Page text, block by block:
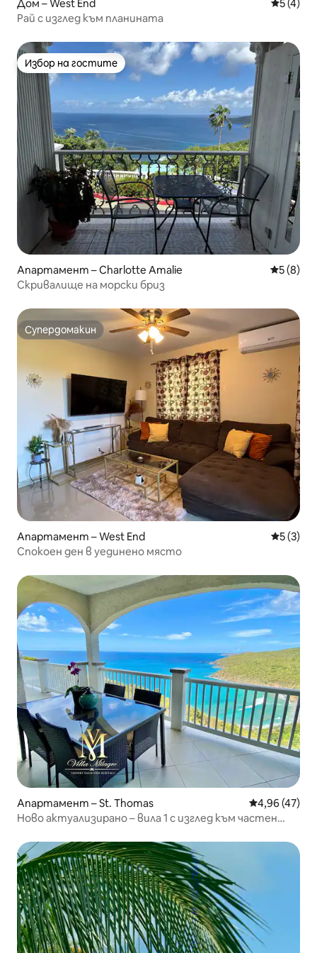
Дом – West End Средна
5 (4)
Рай с изглед към планината
Избор на гостите
Избор на гостите
Апартамент – Charlotte Amalie Средна
5 (8)
Скривалище на морски бриз
Супердомакин
Супердомакин
Апартамент – West End Средна
5 (3)
Спокоен ден в уединено място
Апартамент – St. Thomas Средна
4,96 (47)
Ново актуализирано – вила 1 с изглед към частен